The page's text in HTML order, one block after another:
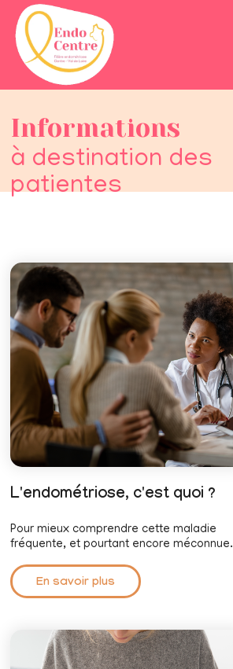
Informations
à destination des
patientes
L'endométriose, c'est quoi ?
Pour mieux comprendre cette maladie
fréquente, et pourtant encore méconnue.
En savoir plus